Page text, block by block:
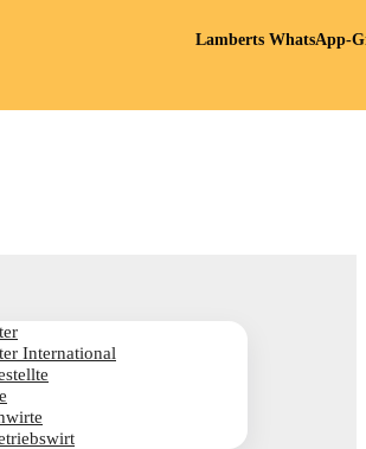
International
Lamberts WhatsApp-